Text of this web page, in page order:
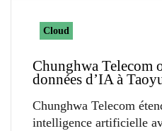
Cloud
Chunghwa Telecom
données d’IA à
Chunghwa Telecom
intelligence artificielle